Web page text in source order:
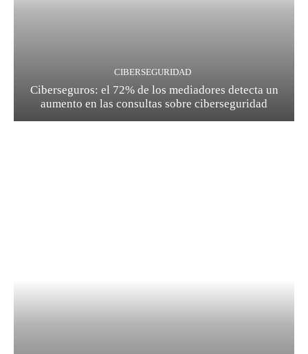
CIBERSEGURIDAD
Ciberseguros: el 72% de los mediadores detecta un
aumento en las consultas sobre ciberseguridad